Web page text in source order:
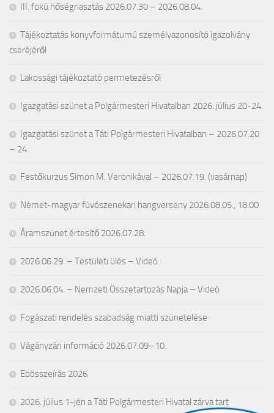
III. fokú hőségriasztás 2026.07.30 – 2026.08.04.
Tájékoztatás könyvformátumú személyazonosító igazolvány
cseréjéről
Lakossági tájékoztató permetezésről
Igazgatási szünet a Polgármesteri Hivatalban 2026. július 20-24.
Igazgatási szünet a Táti Polgármesteri Hivatalban – 2026.07.20
– 24.
Festőkurzus Simon M. Veronikával – 2026.07.19. (vasárnap)
Német-magyar fúvószenekari hangverseny 2026.08.05., 18.00
Áramszünet értesítő 2026.07.28.
2026.06.29. – Testületi ülés – Videó
2026.06.04. – Nemzeti Összetartozás Napja – Videó
Fogászati rendelés szabadság miatti szünetelése
Vágányzári információ 2026.07.09–10.
Ebösszeírás 2026
2026. július 1-jén a Táti Polgármesteri Hivatal zárva tart